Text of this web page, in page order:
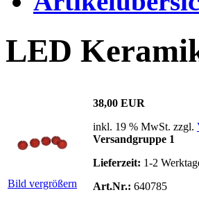
LED
Bild vergrößern
38,00 EUR
inkl. 19 % MwSt. zzgl.
Versandgruppe 1
Lieferzeit: 1-2
Art.Nr.: 640785